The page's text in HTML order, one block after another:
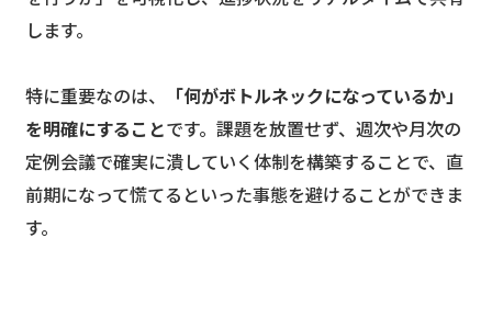
します。
特に重要なのは、
「何がボトルネックになっているか」
を明確にすることです。課題を放置せず、週次や月次の
定例会議で確実に潰していく体制を構築することで、直
前期になって慌てるといった事態を避けることができま
す。